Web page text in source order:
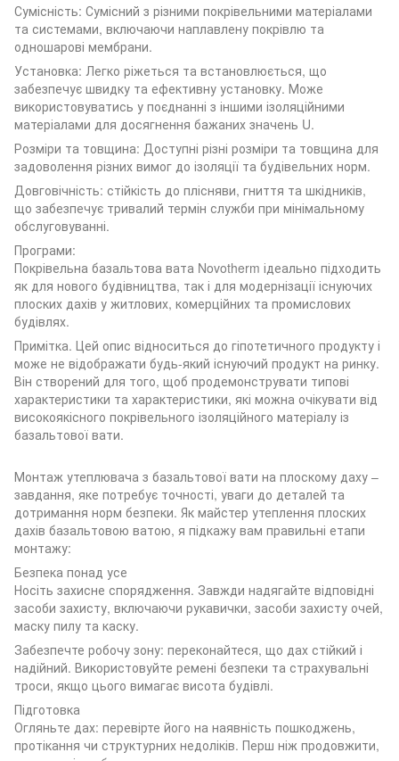
Сумісність: Сумісний з різними покрівельними матеріалами
та системами, включаючи наплавлену покрівлю та
одношарові мембрани.
Установка: Легко ріжеться та встановлюється, що
забезпечує швидку та ефективну установку. Може
використовуватись у поєднанні з іншими ізоляційними
матеріалами для досягнення бажаних значень U.
Розміри та товщина: Доступні різні розміри та товщина для
задоволення різних вимог до ізоляції та будівельних норм.
Довговічність: стійкість до плісняви, гниття та шкідників,
що забезпечує тривалий термін служби при мінімальному
обслуговуванні.
Програми:
Покрівельна базальтова вата Novotherm ідеально підходить
як для нового будівництва, так і для модернізації існуючих
плоских дахів у житлових, комерційних та промислових
будівлях.
Примітка. Цей опис відноситься до гіпотетичного продукту і
може не відображати будь-який існуючий продукт на ринку.
Він створений для того, щоб продемонструвати типові
характеристики та характеристики, які можна очікувати від
високоякісного покрівельного ізоляційного матеріалу із
базальтової вати.
Монтаж утеплювача з базальтової вати на плоскому даху –
завдання, яке потребує точності, уваги до деталей та
дотримання норм безпеки. Як майстер утеплення плоских
дахів базальтовою ватою, я підкажу вам правильні етапи
монтажу:
Безпека понад усе
Носіть захисне спорядження. Завжди надягайте відповідні
засоби захисту, включаючи рукавички, засоби захисту очей,
маску пилу та каску.
Забезпечте робочу зону: переконайтеся, що дах стійкий і
надійний. Використовуйте ремені безпеки та страхувальні
троси, якщо цього вимагає висота будівлі.
Підготовка
Огляньте дах: перевірте його на наявність пошкоджень,
протікання чи структурних недоліків. Перш ніж продовжити,